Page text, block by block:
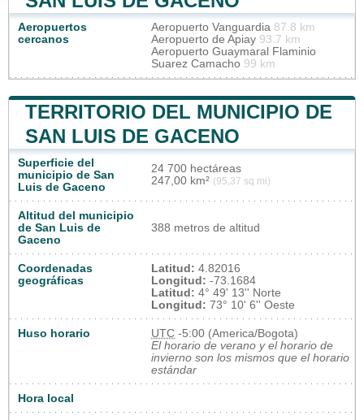
Aeropuertos
cercanos
Aeropuerto Vanguardia 87.8 km
Aeropuerto de Apiay 93.7 km
Aeropuerto Guaymaral Flaminio
Suarez Camacho 99 km
TERRITORIO DEL MUNICIPIO DE
SAN LUIS DE GACENO
Superficie del
municipio de San
Luis de Gaceno
24 700 hectáreas
247,00 km² (95,37 sq mi)
Altitud del municipio
de San Luis de
Gaceno
388 metros de altitud
Coordenadas
geográficas
Latitud: 4.82016
Longitud: -73.1684
Latitud: 4° 49' 13'' Norte
Longitud: 73° 10' 6'' Oeste
Huso horario UTC -5:00 (America/Bogota)
El horario de verano y el horario de
invierno son los mismos que el horario
estándar
Hora local